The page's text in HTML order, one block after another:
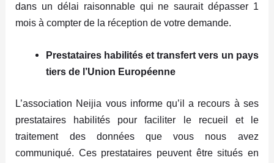
dans un délai raisonnable qui ne saurait dépasser 1
mois à compter de la réception de votre demande.
Prestataires habilités et transfert vers un pays
tiers de l’Union Européenne
L’association Neijia vous informe qu’il a recours à ses
prestataires habilités pour faciliter le recueil et le
traitement des données que vous nous avez
communiqué. Ces prestataires peuvent être situés en